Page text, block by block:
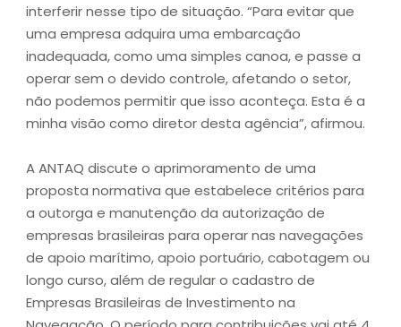
interferir nesse tipo de situação. “Para evitar que
uma empresa adquira uma embarcação
inadequada, como uma simples canoa, e passe a
operar sem o devido controle, afetando o setor,
não podemos permitir que isso aconteça. Esta é a
minha visão como diretor desta agência”, afirmou.
A ANTAQ discute o aprimoramento de uma
proposta normativa que estabelece critérios para
a outorga e manutenção da autorização de
empresas brasileiras para operar nas navegações
de apoio marítimo, apoio portuário, cabotagem ou
longo curso, além de regular o cadastro de
Empresas Brasileiras de Investimento na